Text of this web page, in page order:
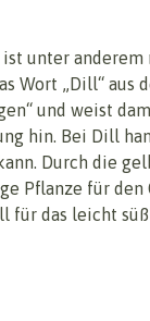
unter
Wort „Dill“ aus
und weist
hin. Bei Dill
Durch die
Pflanze für den
für das leicht